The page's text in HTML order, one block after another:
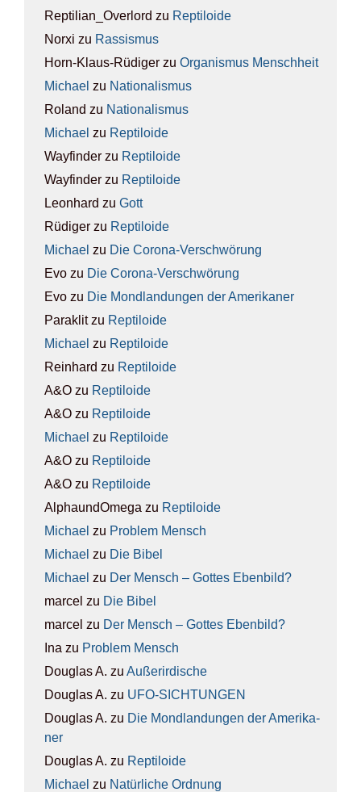
Reptilian_Overlord zu Rep­ti­lo­ide
Norxi zu Ras­sis­mus
Horn-Klaus-Rüdiger zu Orga­nis­mus Mensch­heit
Michael zu Natio­na­lis­mus
Roland zu Natio­na­lis­mus
Michael zu Rep­ti­lo­ide
Wayfinder zu Rep­ti­lo­ide
Wayfinder zu Rep­ti­lo­ide
Leonhard zu Gott
Rüdiger zu Rep­ti­lo­ide
Michael zu Die Coro­na-Ver­schwö­rung
Evo zu Die Coro­na-Ver­schwö­rung
Evo zu Die Mond­lan­dun­gen der Ame­ri­ka­ner
Paraklitzu Rep­ti­lo­ide
Michael zu Rep­ti­lo­ide
Reinhard zu Rep­ti­lo­ide
A&O zu Rep­ti­lo­ide
A&O zu Rep­ti­lo­ide
Michael zu Rep­ti­lo­ide
A&O zu Rep­ti­lo­ide
A&O zu Rep­ti­lo­ide
AlphaundOmega zu Rep­ti­lo­ide
Michael zu Pro­blem Mensch
Michael zu Die Bibel
Michael zu Der Mensch – Got­tes Eben­bild?
marcel zu Die Bibel
marcel zu Der Mensch – Got­tes Eben­bild?
Ina zu Pro­blem Mensch
Douglas A. zu Außer­ir­di­sche
Douglas A. zu UFO-SICH­TUN­GEN
Douglas A. zu Die Mond­lan­dun­gen der Ame­ri­ka­
ner
Douglas A. zu Rep­ti­lo­ide
Michael zu Natür­li­che Ord­nung